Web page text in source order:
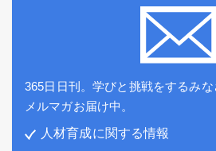
365日日刊。学びと挑戦をするみ
メルマガお届け中。
人材育成に関する情報